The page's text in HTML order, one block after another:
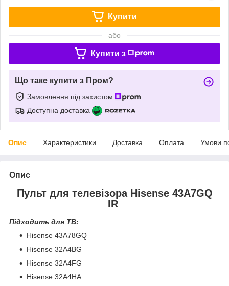
Купити
або
Купити з
Що таке купити з Пром?
Замовлення під захистом
Доступна доставка
Опис Характеристики Доставка Оплата Умови
Опис
Пульт для телевізора Hisense 43A7GQ
IR
Підходить для ТВ:
Hisense 43A78GQ
Hisense 32A4BG
Hisense 32A4FG
Hisense 32A4HA